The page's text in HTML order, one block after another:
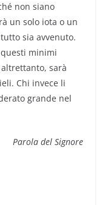
non siano
un solo iota o un
sia avvenuto.
minimi
sarà
Chi invece li
grande nel
Parola del Signore